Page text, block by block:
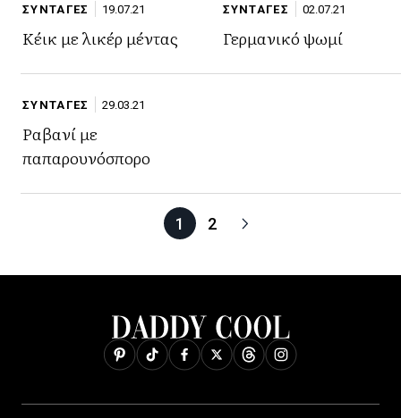
ΣΥΝΤΑΓΕΣ 19.07.21
Κέικ με λικέρ μέντας
ΣΥΝΤΑΓΕΣ 02.07.21
Γερμανικό ψωμί
ΣΥΝΤΑΓΕΣ 29.03.21
Ραβανί με
παπαρουνόσπορο
1 2